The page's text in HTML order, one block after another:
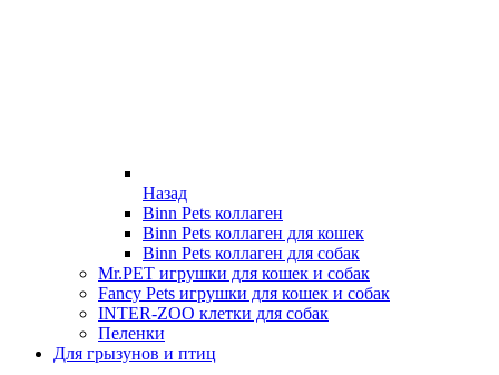
Назад
Binn Pets коллаген
Binn Pets коллаген для кошек
Binn Pets коллаген для собак
Mr.PET игрушки для кошек и собак
Fancy Pets игрушки для кошек и собак
INTER-ZOO клетки для собак
Пеленки
Для грызунов и птиц